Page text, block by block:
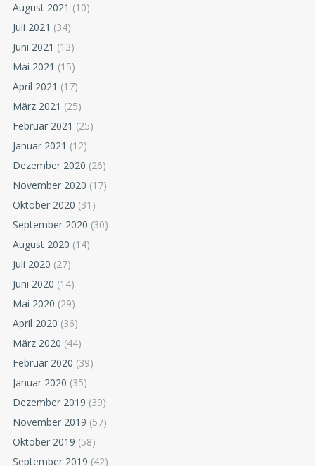
August 2021 (10)
Juli 2021 (34)
Juni 2021 (13)
Mai 2021 (15)
April 2021 (17)
März 2021 (25)
Februar 2021 (25)
Januar 2021 (12)
Dezember 2020 (26)
November 2020 (17)
Oktober 2020 (31)
September 2020 (30)
August 2020 (14)
Juli 2020 (27)
Juni 2020 (14)
Mai 2020 (29)
April 2020 (36)
März 2020 (44)
Februar 2020 (39)
Januar 2020 (35)
Dezember 2019 (39)
November 2019 (57)
Oktober 2019 (58)
September 2019 (42)